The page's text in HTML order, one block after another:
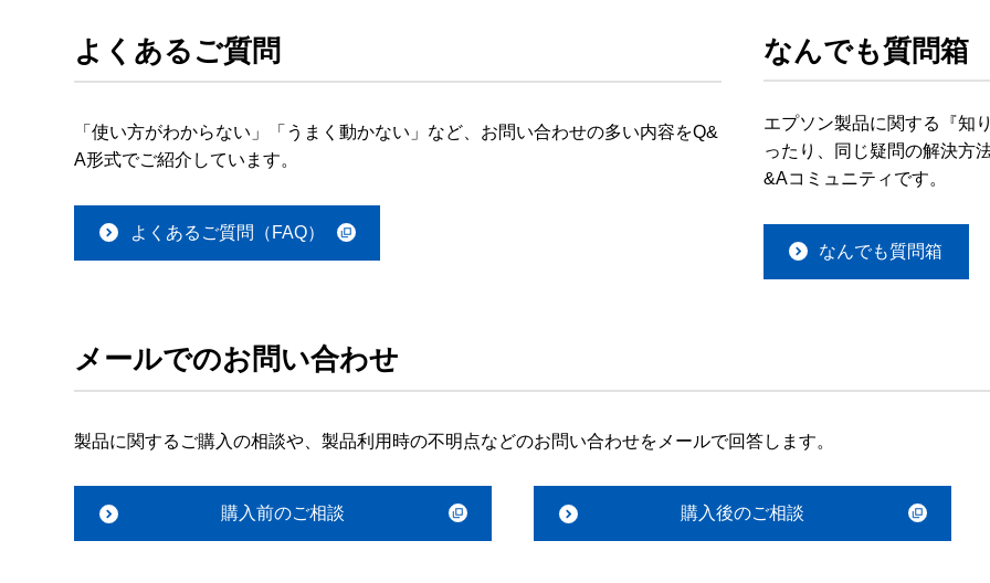
よくあるご質問
「使い方がわからない」「うまく動かない」など、お問い合わせの多い内容をQ&
A形式でご紹介しています。
よくあるご質問（FAQ）
なんでも質問箱
エプソン製品に関する『知
ったり、同じ疑問の解決方
&Aコミュニティです。
なんでも質問箱
メールでのお問い合わせ
製品に関するご購入の相談や、製品利用時の不明点などのお問い合わせをメールで回答します。
購入前のご相談 購入後のご相談